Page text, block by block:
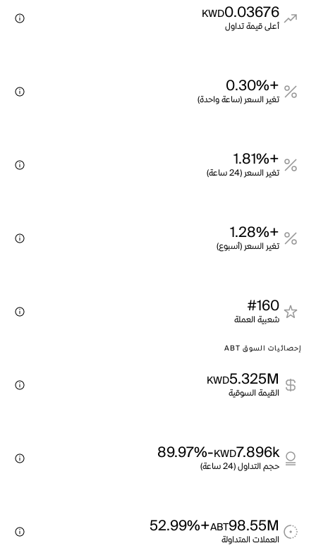
0.03676
KWD
أعلى قيمة تداول
+0.30%
تغير السعر (ساعة واحدة)
+1.81%
تغير السعر (24 ساعة)
+1.28%
تغير السعر (أسبوع)
#160
شعبية العملة
إحصائيات السوق ABT
5.325M
KWD
القيمة السوقية
7.896k
KWD
-89.97%
حجم التداول (24 ساعة)
98.55M
ABT
+52.99%
العملات المتداولة